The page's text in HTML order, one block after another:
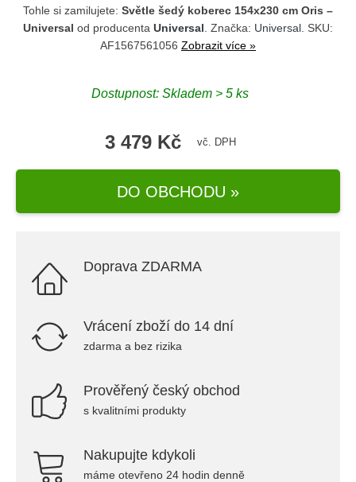
Tohle si zamilujete: Světle šedý koberec 154x230 cm Oris –
Universal od producenta Universal . Značka: Universal . SKU:
AF1567561056 Zobrazit více »
Dostupnost: Skladem > 5 ks
3 479 Kč vč. DPH
DO OBCHODU »
Doprava ZDARMA
Vrácení zboží do 14 dní
zdarma a bez rizika
Prověřený český obchod
s kvalitními produkty
Nakupujte kdykoli
máme otevřeno 24 hodin denně